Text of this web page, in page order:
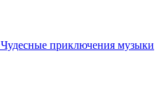
Чудесные приключения музыки